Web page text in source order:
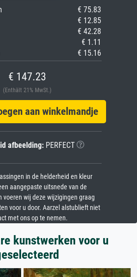
€ 75.83
€ 12.85
€ 42.28
€ 1.11
€ 15.16
€ 147.23
(Enthält 21% MwSt.)
aan winkelmandje
afbeelding:PERFECT
in de helderheid en kleur
aangepaste uitsnede van de
voeren wij deze wijzigingen graag
voor u door. Aarzel alstublieft niet
met ons op te nemen.
kunstwerken voor u